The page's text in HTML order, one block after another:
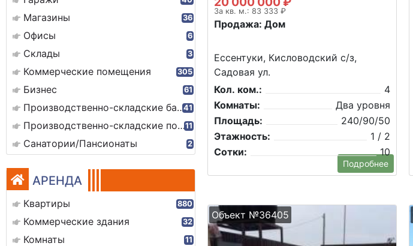
Магазины 36
Офисы 6
Склады 3
Коммерческие помещения 305
Бизнес 61
Производственно-складские базы41
Производственно-складские помещения11
Санатории/Пансионаты 2
АРЕНДА
Квартиры 880
Коммерческие здания 32
Комнаты 11
За кв. м.: 83 333 ₽
Продажа: Дом
Ессентуки, Кисловодский с/з,
Садовая ул.
Кол. ком.:
4
Комнаты:
Два уровня
Площадь:
240/90/50
Этажность:
1 / 2
Сотки:
10
Подробнее
Объект №36405